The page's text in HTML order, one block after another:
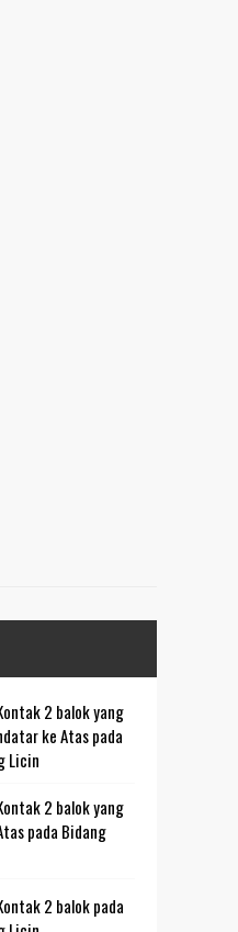
2 balok yang
ke Atas pada
Licin
2 balok yang
pada Bidang
2 balok pada